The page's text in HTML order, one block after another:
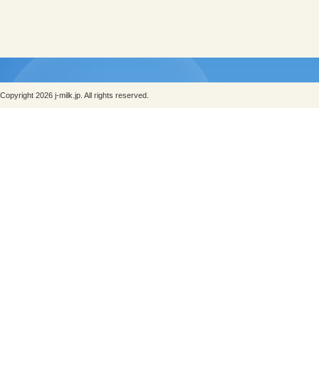
Copyright 2026 j-milk.jp. All rights reserved.